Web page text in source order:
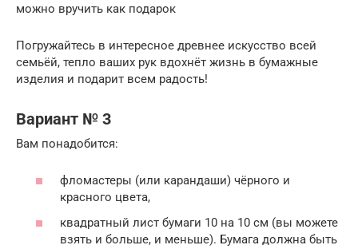
можно вручить как подарок
Погружайтесь в интересное древнее искусство всей
семьёй, тепло ваших рук вдохнёт жизнь в бумажные
изделия и подарит всем радость!
Вариант № 3
Вам понадобится:
фломастеры (или карандаши) чёрного и
красного цвета,
квадратный лист бумаги 10 на 10 см (вы можете
взять и больше, и меньше). Бумага должна быть